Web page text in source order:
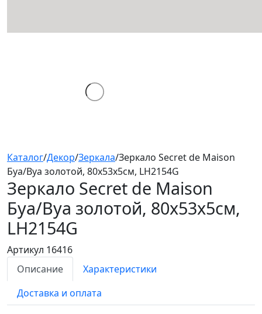
Каталог/Декор/Зеркала/Зеркало Secret de Maison
Буа/Bya золотой, 80x53x5см, LH2154G
Зеркало Secret de Maison
Буа/Bya золотой, 80x53x5см,
LH2154G
Артикул 16416
Описание
Характеристики
Доставка и оплата